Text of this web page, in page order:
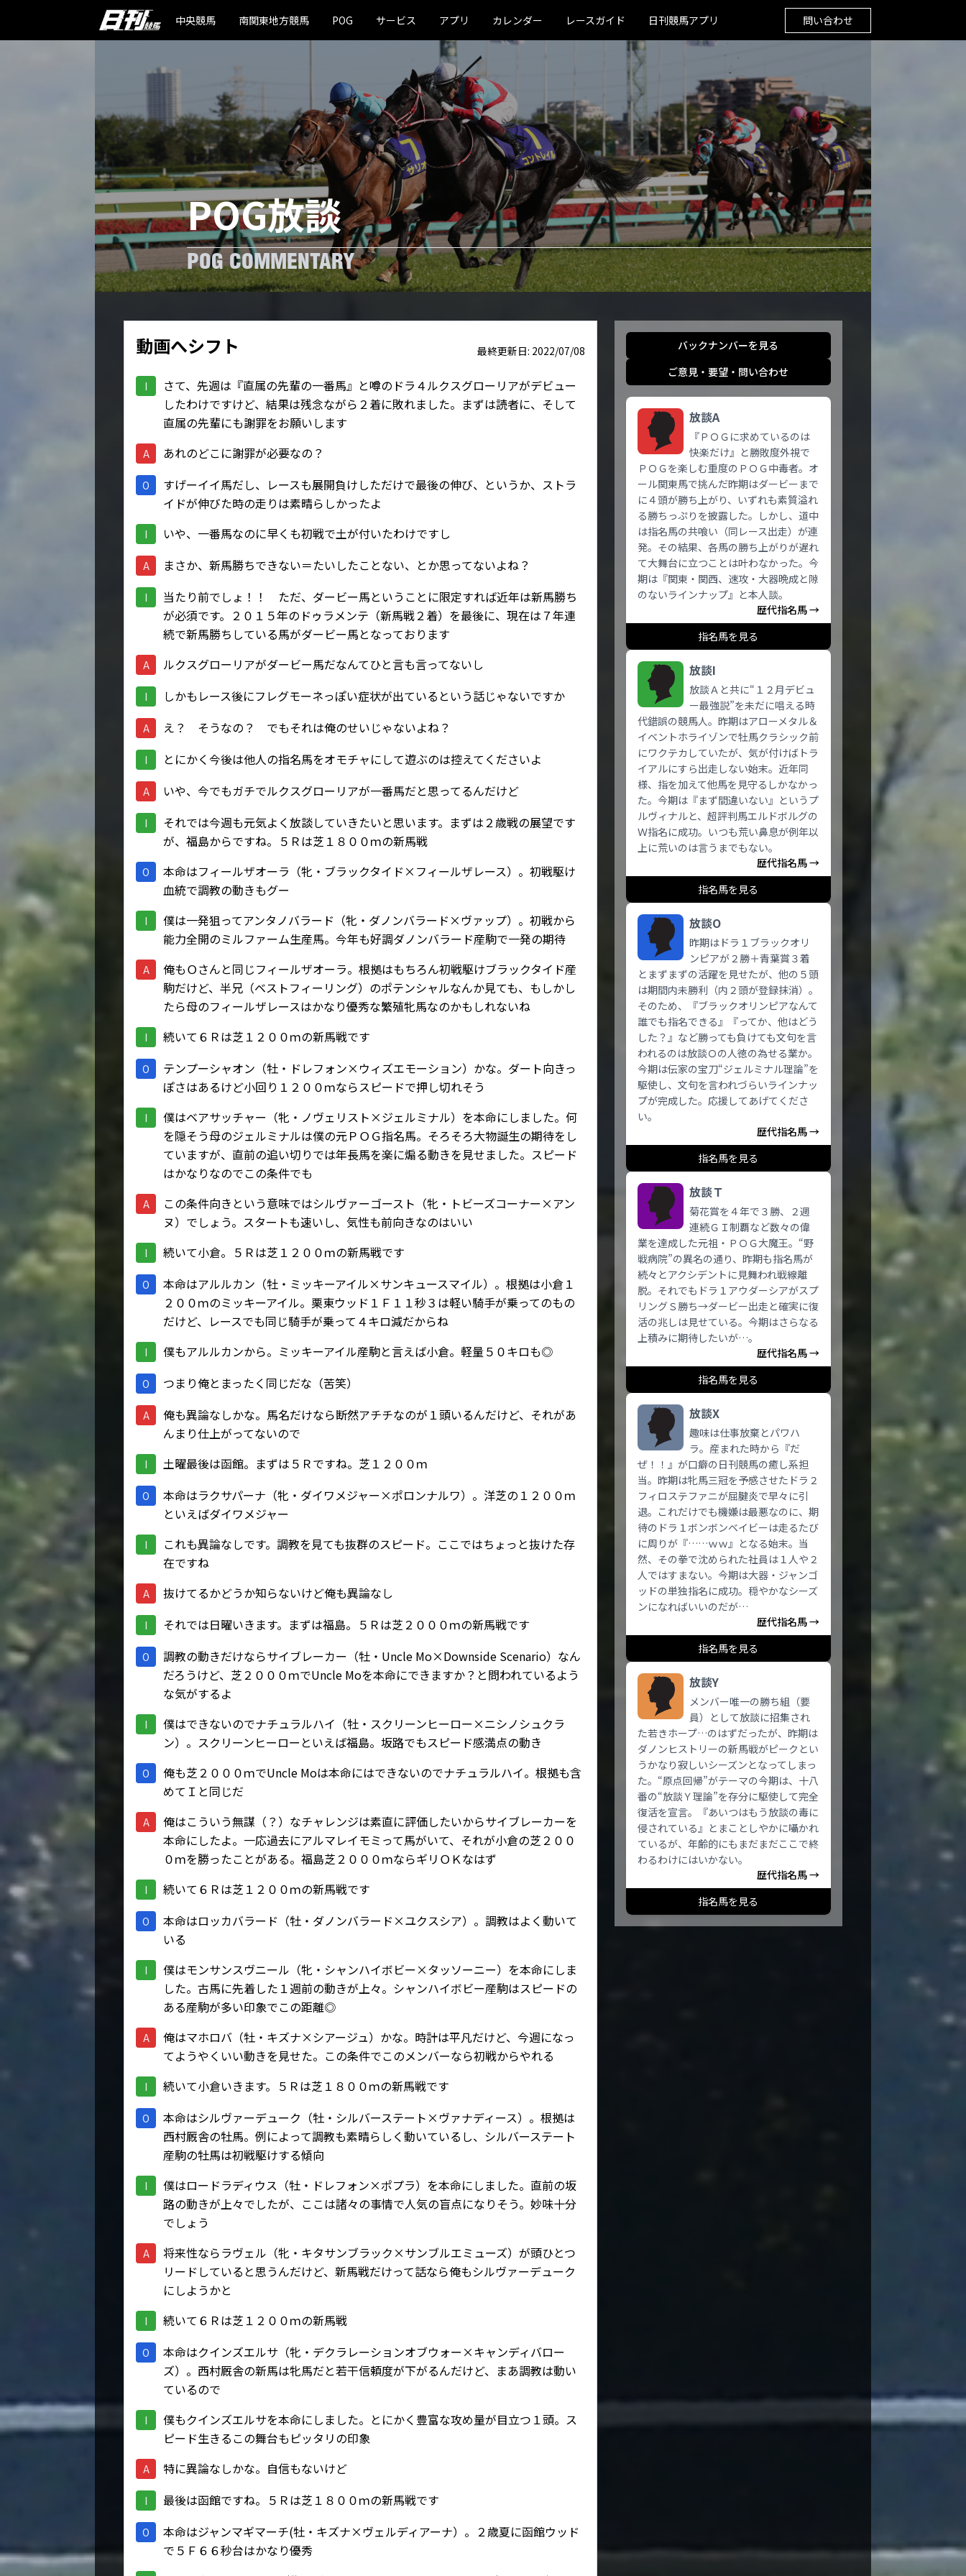
中央競馬 南関東地方競馬 POG サービス アプリ カレンダー レースガイド 日刊競馬アプリ 問い合わせ
POG放談
POG COMMENTARY
動画へシフト 最終更新日: 2022/07/08
I
さて、先週は『直属の先輩の一番馬』と噂のドラ４ルクスグローリアがデビュー
したわけですけど、結果は残念ながら２着に敗れました。まずは読者に、そして
直属の先輩にも謝罪をお願いします
A あれのどこに謝罪が必要なの？
O
すげーイイ馬だし、レースも展開負けしただけで最後の伸び、というか、ストラ
イドが伸びた時の走りは素晴らしかったよ
I いや、一番馬なのに早くも初戦で土が付いたわけですし
A まさか、新馬勝ちできない＝たいしたことない、とか思ってないよね？
I
当たり前でしょ！！ ただ、ダービー馬ということに限定すれば近年は新馬勝ち
が必須です。２０１５年のドゥラメンテ（新馬戦２着）を最後に、現在は７年連
続で新馬勝ちしている馬がダービー馬となっております
A ルクスグローリアがダービー馬だなんてひと言も言ってないし
I しかもレース後にフレグモーネっぽい症状が出ているという話じゃないですか
A え？ そうなの？ でもそれは俺のせいじゃないよね？
I とにかく今後は他人の指名馬をオモチャにして遊ぶのは控えてくださいよ
A いや、今でもガチでルクスグローリアが一番馬だと思ってるんだけど
I
それでは今週も元気よく放談していきたいと思います。まずは２歳戦の展望です
が、福島からですね。５Ｒは芝１８００ｍの新馬戦
O
本命はフィールザオーラ（牝・ブラックタイド×フィールザレース）。初戦駆け
血統で調教の動きもグー
I
僕は一発狙ってアンタノバラード（牝・ダノンバラード×ヴァップ）。初戦から
能力全開のミルファーム生産馬。今年も好調ダノンバラード産駒で一発の期待
A
俺もＯさんと同じフィールザオーラ。根拠はもちろん初戦駆けブラックタイド産
駒だけど、半兄（ベストフィーリング）のポテンシャルなんか見ても、もしかし
たら母のフィールザレースはかなり優秀な繁殖牝馬なのかもしれないね
I 続いて６Ｒは芝１２００ｍの新馬戦です
O
テンプーシャオン（牡・ドレフォン×ウィズエモーション）かな。ダート向きっ
ぽさはあるけど小回り１２００ｍならスピードで押し切れそう
I
僕はベアサッチャー（牝・ノヴェリスト×ジェルミナル）を本命にしました。何
を隠そう母のジェルミナルは僕の元ＰＯＧ指名馬。そろそろ大物誕生の期待をし
ていますが、直前の追い切りでは年長馬を楽に煽る動きを見せました。スピード
はかなりなのでこの条件でも
A
この条件向きという意味ではシルヴァーゴースト（牝・トビーズコーナー×アン
ヌ）でしょう。スタートも速いし、気性も前向きなのはいい
I 続いて小倉。５Ｒは芝１２００ｍの新馬戦です
O
本命はアルルカン（牡・ミッキーアイル×サンキュースマイル）。根拠は小倉１
２００ｍのミッキーアイル。栗東ウッド１Ｆ１１秒３は軽い騎手が乗ってのもの
だけど、レースでも同じ騎手が乗って４キロ減だからね
I 僕もアルルカンから。ミッキーアイル産駒と言えば小倉。軽量５０キロも◎
O つまり俺とまったく同じだな（苦笑）
A
俺も異論なしかな。馬名だけなら断然アチチなのが１頭いるんだけど、それがあ
んまり仕上がってないので
I 土曜最後は函館。まずは５Ｒですね。芝１２００ｍ
O
本命はラクサパーナ（牝・ダイワメジャー×ポロンナルワ）。洋芝の１２００ｍ
といえばダイワメジャー
I
これも異論なしです。調教を見ても抜群のスピード。ここではちょっと抜けた存
在ですね
A 抜けてるかどうか知らないけど俺も異論なし
I それでは日曜いきます。まずは福島。５Ｒは芝２０００ｍの新馬戦です
O
調教の動きだけならサイブレーカー（牡・Uncle Mo×Downside Scenario）なん
だろうけど、芝２０００ｍでUncle Moを本命にできますか？と問われているよう
な気がするよ
I
僕はできないのでナチュラルハイ（牡・スクリーンヒーロー×ニシノシュクラ
ン）。スクリーンヒーローといえば福島。坂路でもスピード感満点の動き
O
俺も芝２０００ｍでUncle Moは本命にはできないのでナチュラルハイ。根拠も含
めてＩと同じだ
A
俺はこういう無謀（？）なチャレンジは素直に評価したいからサイブレーカーを
本命にしたよ。一応過去にアルマレイモミって馬がいて、それが小倉の芝２００
０ｍを勝ったことがある。福島芝２０００ｍならギリＯＫなはず
I 続いて６Ｒは芝１２００ｍの新馬戦です
O
本命はロッカバラード（牡・ダノンバラード×ユクスシア）。調教はよく動いて
いる
I
僕はモンサンスヴニール（牝・シャンハイボビー×タッソーニー）を本命にしま
した。古馬に先着した１週前の動きが上々。シャンハイボビー産駒はスピードの
ある産駒が多い印象でこの距離◎
A
俺はマホロバ（牡・キズナ×シアージュ）かな。時計は平凡だけど、今週になっ
てようやくいい動きを見せた。この条件でこのメンバーなら初戦からやれる
I 続いて小倉いきます。５Ｒは芝１８００ｍの新馬戦です
O
本命はシルヴァーデューク（牡・シルバーステート×ヴァナディース）。根拠は
西村厩舎の牡馬。例によって調教も素晴らしく動いているし、シルバーステート
産駒の牡馬は初戦駆けする傾向
I
僕はロードラディウス（牡・ドレフォン×ポプラ）を本命にしました。直前の坂
路の動きが上々でしたが、ここは諸々の事情で人気の盲点になりそう。妙味十分
でしょう
A
将来性ならラヴェル（牝・キタサンブラック×サンブルエミューズ）が頭ひとつ
リードしていると思うんだけど、新馬戦だけって話なら俺もシルヴァーデューク
にしようかと
I 続いて６Ｒは芝１２００ｍの新馬戦
O
本命はクインズエルサ（牝・デクラレーションオブウォー×キャンディバロー
ズ）。西村厩舎の新馬は牝馬だと若干信頼度が下がるんだけど、まあ調教は動い
ているので
I
僕もクインズエルサを本命にしました。とにかく豊富な攻め量が目立つ１頭。ス
ピード生きるこの舞台もピッタリの印象
A 特に異論なしかな。自信もないけど
I 最後は函館ですね。５Ｒは芝１８００ｍの新馬戦です
O
本命はジャンマギマーチ(牡・キズナ×ヴェルディアーナ）。２歳夏に函館ウッド
で５Ｆ６６秒台はかなり優秀
バックナンバーを見る
ご意見・要望・問い合わせ
放談A
『ＰＯＧに求めているのは
快楽だけ』と勝敗度外視で
ＰＯＧを楽しむ重度のＰＯＧ中毒者。オ
ール関東馬で挑んだ昨期はダービーまで
に４頭が勝ち上がり、いずれも素質溢れ
る勝ちっぷりを披露した。しかし、道中
は指名馬の共喰い（同レース出走）が連
発。その結果、各馬の勝ち上がりが遅れ
て大舞台に立つことは叶わなかった。今
期は『関東・関西、速攻・大器晩成と隙
のないラインナップ』と本人談。
歴代指名馬 →
指名馬を見る
放談I
放談Ａと共に“１２月デビュ
ー最強説”を未だに唱える時
代錯誤の競馬人。昨期はアローメタル＆
イベントホライゾンで牡馬クラシック前
にワクテカしていたが、気が付けばトラ
イアルにすら出走しない始末。近年同
様、指を加えて他馬を見守るしかなかっ
た。今期は『まず間違いない』というプ
ルヴィナルと、超評判馬エルドボルグの
Ｗ指名に成功。いつも荒い鼻息が例年以
上に荒いのは言うまでもない。
歴代指名馬 →
指名馬を見る
放談O
昨期はドラ１ブラックオリ
ンピアが２勝＋青葉賞３着
とまずまずの活躍を見せたが、他の５頭
は期間内未勝利（内２頭が登録抹消）。
そのため、『ブラックオリンピアなんて
誰でも指名できる』『ってか、他はどう
した？』など勝っても負けても文句を言
われるのは放談Ｏの人徳の為せる業か。
今期は伝家の宝刀“ジェルミナル理論”を
駆使し、文句を言われづらいラインナッ
プが完成した。応援してあげてくださ
い。
歴代指名馬 →
指名馬を見る
放談Ｔ
菊花賞を４年で３勝、２週
連続ＧＩ制覇など数々の偉
業を達成した元祖・ＰＯＧ大魔王。“野
戦病院”の異名の通り、昨期も指名馬が
続々とアクシデントに見舞われ戦線離
脱。それでもドラ１アウダーシアがスプ
リングＳ勝ち→ダービー出走と確実に復
活の兆しは見せている。今期はさらなる
上積みに期待したいが…。
歴代指名馬 →
指名馬を見る
放談X
趣味は仕事放棄とパワハ
ラ。産まれた時から『だ
ぜ！！』が口癖の日刊競馬の癒し系担
当。昨期は牝馬三冠を予感させたドラ２
フィロステファニが屈腱炎で早々に引
退。これだけでも機嫌は最悪なのに、期
待のドラ１ボンボンベイビーは走るたび
に周りが『……ｗｗ』となる始末。当
然、その拳で沈められた社員は１人や２
人ではすまない。今期は大器・ジャンゴ
ッドの単独指名に成功。穏やかなシーズ
ンになればいいのだが…
歴代指名馬 →
指名馬を見る
放談Y
メンバー唯一の勝ち組（要
員）として放談に招集され
た若きホープ…のはずだったが、昨期は
ダノンヒストリーの新馬戦がピークとい
うかなり寂しいシーズンとなってしまっ
た。“原点回帰”がテーマの今期は、十八
番の“放談Ｙ理論”を存分に駆使して完全
復活を宣言。『あいつはもう放談の毒に
侵されている』とまことしやかに囁かれ
ているが、年齢的にもまだまだここで終
わるわけにはいかない。
歴代指名馬 →
指名馬を見る